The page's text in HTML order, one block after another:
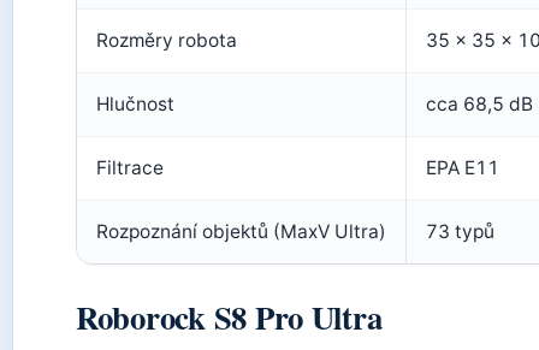
Rozměry robota 35 × 35 ×
Hlučnost cca 68,5 dB
Filtrace EPA E11
Rozpoznání objektů (MaxV Ultra) 73 typů
Roborock S8 Pro Ultra